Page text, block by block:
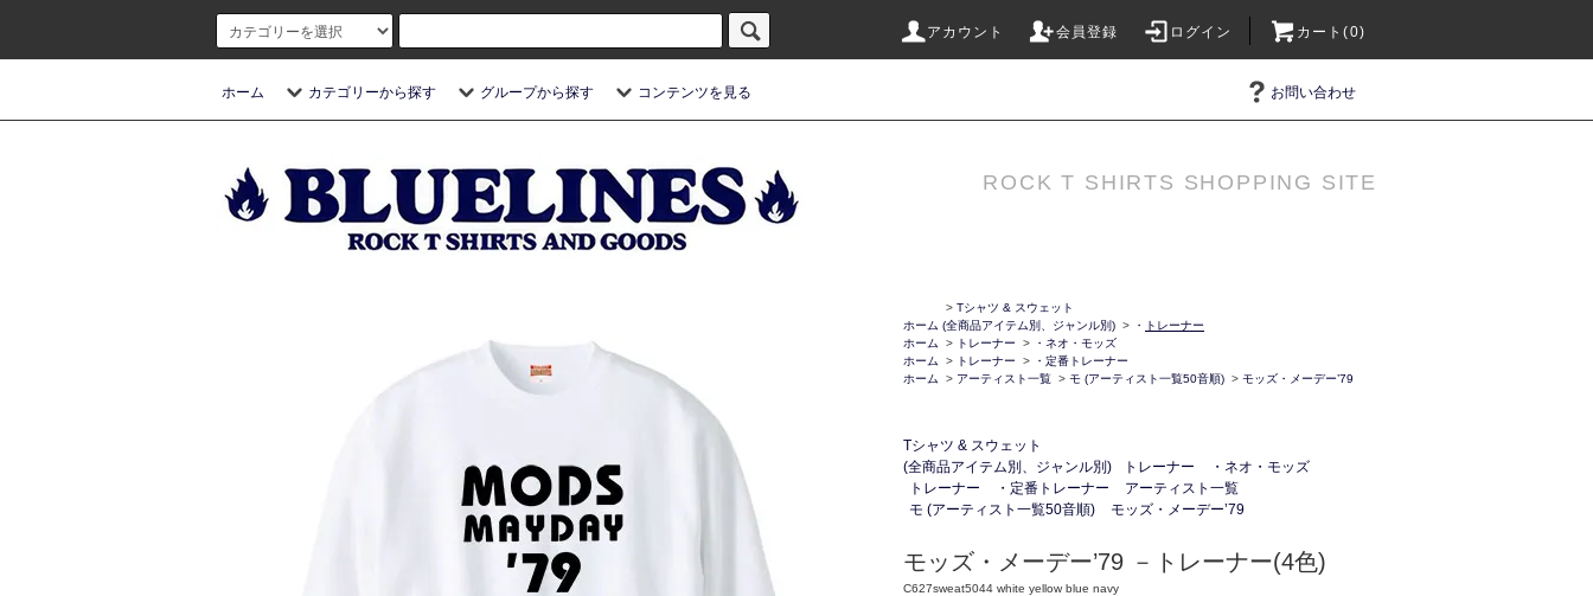
アカウント 会員登録 ログイン カート(0)
ホーム カテゴリーから探す グループから探す コンテンツを見る お問い合わせ
ROCK T SHIRTS SHOPPING SITE
ホーム
> Tシャツ & スウェット
(全商品アイテム別、ジャンル別) > ・
トレーナー
ホーム
> トレーナー >
・ネオ・モッズ
ホーム
> トレーナー >
・定番トレーナー
ホーム
> アーティスト一覧 > モ (アーティスト一覧50音順) > モッズ・メーデー’79
Tシャツ & スウェット
(全商品アイテム別、ジャンル別)
トレーナー
・ネオ・モッズ
トレーナー
・定番トレーナー
アーティスト一覧
モ (アーティスト一覧50音順)
モッズ・メーデー’79
モッズ・メーデー’79 －トレーナー(4色)
C627sweat5044 white yellow blue navy